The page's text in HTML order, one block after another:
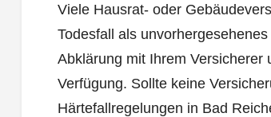
Viele Hausrat- oder
Todesfall als
Abklärung mit Ihrem Versicherer
Verfügung. Sollte keine
Härtefallregelungen in Bad